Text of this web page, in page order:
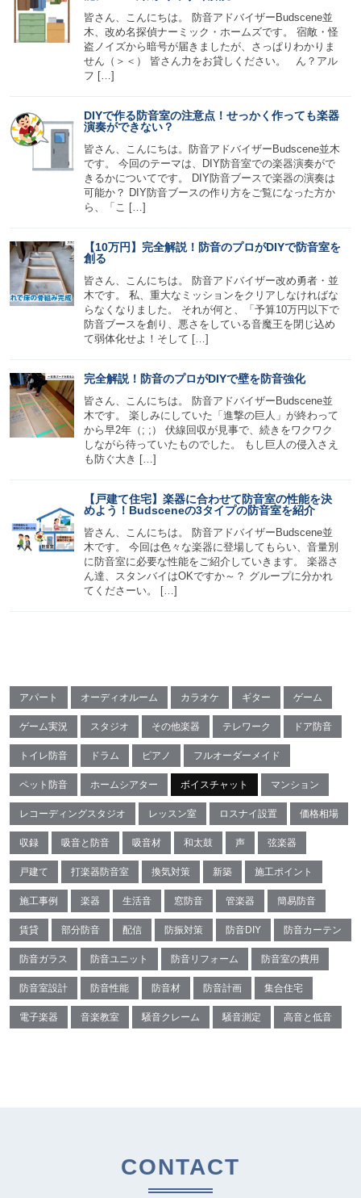
皆さん、こんにちは。 防音アドバイザーBudscene並
木、改め名探偵ナーミック・ホームズです。 宿敵・怪
盗ノイズから暗号が届きましたが、さっぱりわかりま
せん（＞＜） 皆さん力をお貸しください。 ん？アル
フ […]
DIYで作る防音室の注意点！せっかく作っても楽器
演奏ができない？
皆さん、こんにちは。防音アドバイザーBudscene並木
です。 今回のテーマは、DIY防音室での楽器演奏がで
きるかについてです。 DIY防音ブースで楽器の演奏は
可能か？ DIY防音ブースの作り方をご覧になった方か
ら、「こ […]
【10万円】完全解説！防音のプロがDIYで防音室を
創る
皆さん、こんにちは。 防音アドバイザー改め勇者・並
木です。 私、重大なミッションをクリアしなければな
らなくなりました。 それが何と、「予算10万円以下で
防音ブースを創り、悪さをしている音魔王を閉じ込め
て弱体化せよ！そして […]
完全解説！防音のプロがDIYで壁を防音強化
皆さん、こんにちは。 防音アドバイザーBudscene並
木です。 楽しみにしていた「進撃の巨人」が終わって
から早2年（; ;） 伏線回収が見事で、続きをワクワク
しながら待っていたものでした。 もし巨人の侵入さえ
も防ぐ大き […]
【戸建て住宅】楽器に合わせて防音室の性能を決
めよう！Budsceneの3タイプの防音室を紹介
皆さん、こんにちは。 防音アドバイザーBudscene並
木です。 今回は色々な楽器に登場してもらい、音量別
に防音室に必要な性能をご紹介していきます。 楽器さ
ん達、スタンバイはOKですか～？ グループに分かれ
てくださーい。 […]
アパート オーディオルーム カラオケ ギター ゲーム
ゲーム実況 スタジオ その他楽器 テレワーク ドア防音
トイレ防音 ドラム ピアノ フルオーダーメイド
ペット防音 ホームシアター ボイスチャット マンション
レコーディングスタジオ レッスン室 ロスナイ設置 価格相場
収録 吸音と防音 吸音材 和太鼓 声 弦楽器
戸建て 打楽器防音室 換気対策 新築 施工ポイント
施工事例 楽器 生活音 窓防音 管楽器 簡易防音
賃貸 部分防音 配信 防振対策 防音DIY 防音カーテン
防音ガラス 防音ユニット 防音リフォーム 防音室の費用
防音室設計 防音性能 防音材 防音計画 集合住宅
電子楽器 音楽教室 騒音クレーム 騒音測定 高音と低音
CONTACT